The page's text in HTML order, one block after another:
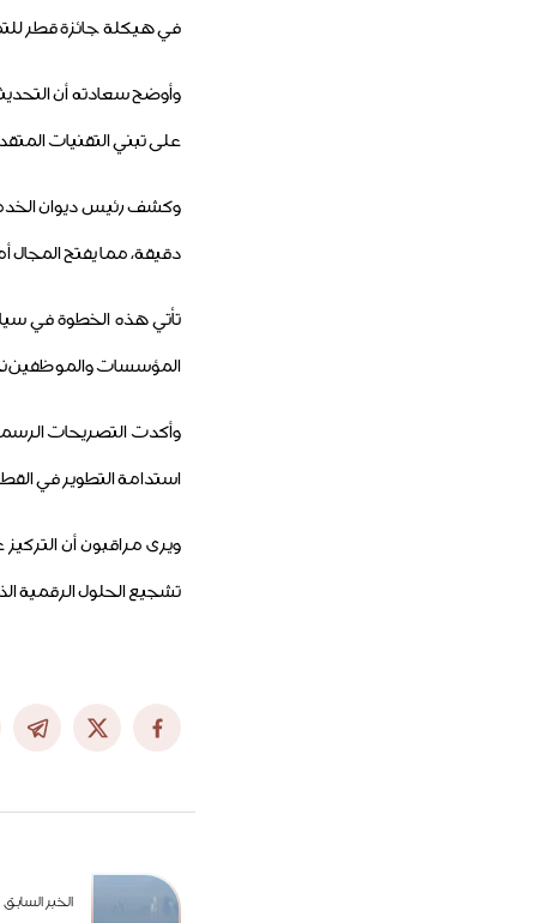
في هيكلة جائزة قطر
وأوضح سعادته أن
على تبني التقنيات
وكشف رئيس ديوان
دقيقة، مما يفتح المجال
تأتي هذه الخطوة في
المؤسسات والموظفين
وأكدت التصريحات
استدامة التطوير في
ويرى مراقبون أن
تشجيع الحلول الرقمية
الخبر السابق